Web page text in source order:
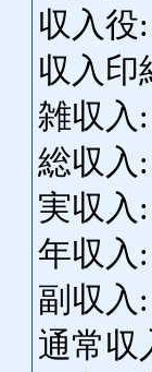
収入役:
収入印
雑収
総収入:
実収入:
年収入:
副収入:
通常収